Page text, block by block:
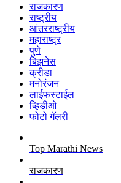
राजकारण
राष्ट्रीय
आंतरराष्ट्रीय
महाराष्ट्र
पुणे
बिझनेस
क्रीडा
मनोरंजन
लाईफस्टाईल
व्हिडीओ
फोटो गॅलरी
Top Marathi News
राजकारण